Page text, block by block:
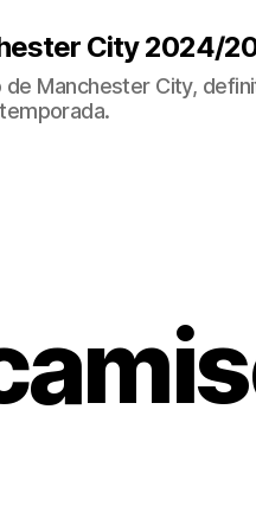
City 2024/
de Manchester City,